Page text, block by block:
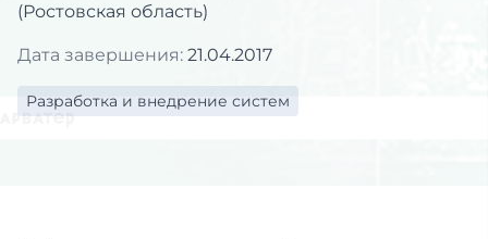
(Ростовская область)
Дата завершения: 21.04.2017
Разработка и внедрение систем